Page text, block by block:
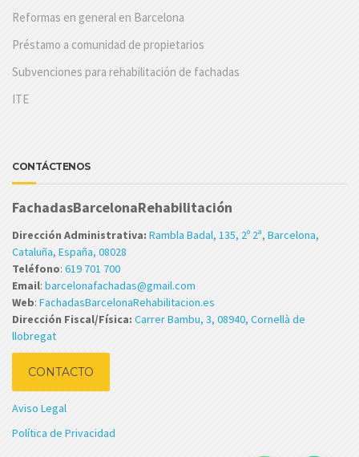
Reformas en general en Barcelona
Préstamo a comunidad de propietarios
Subvenciones para rehabilitación de fachadas
ITE
CONTÁCTENOS
FachadasBarcelonaRehabilitación
Dirección Administrativa: Rambla Badal, 135, 2º 2ª, Barcelona,
Cataluña, España, 08028
Teléfono: 619 701 700
Email: barcelonafachadas@gmail.com
Web: FachadasBarcelonaRehabilitacion.es
Dirección Fiscal/Física: Carrer Bambu, 3, 08940, Cornellà de
llobregat
CONTACTO
Aviso Legal
Política de Privacidad